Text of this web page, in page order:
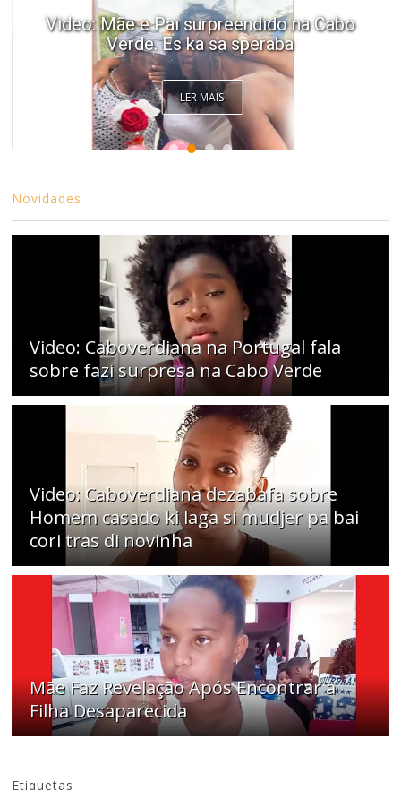
Video: Mãe e Pai surpreendido na Cabo
Verde. Es ka sa speraba
LER MAIS
Novidades
Video: Caboverdiana na Portugal fala
sobre fazi surpresa na Cabo Verde
Video: Caboverdiana dezabafa sobre
Homem casado ki laga si mudjer pa bai
cori tras di novinha
Mãe Faz Revelação Após Encontrar a
Filha Desaparecida
Etiquetas